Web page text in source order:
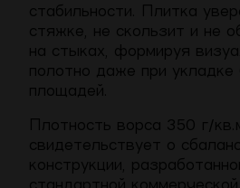
стабильности. Плитка
стяжке, не скользит и не
на стыках, формируя
полотно даже при укладке
площадей.
Плотность ворса 350 г/
свидетельствует о
конструкции,
стандартной